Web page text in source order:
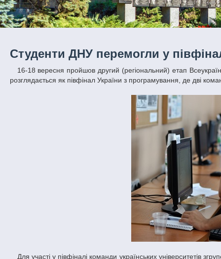
Студенти ДНУ перемогли у
16-18 вересня пройшов другий (регіональний) етап Всеукраїнської та міжнародної студентської командної олімпіади з програмування, що
розглядається як півфінал України з програмування, де дві
Для участі у півфіналі команди українських університетів згруповані по п’яти регіонах: північний, східний, центральний, південний, південно-